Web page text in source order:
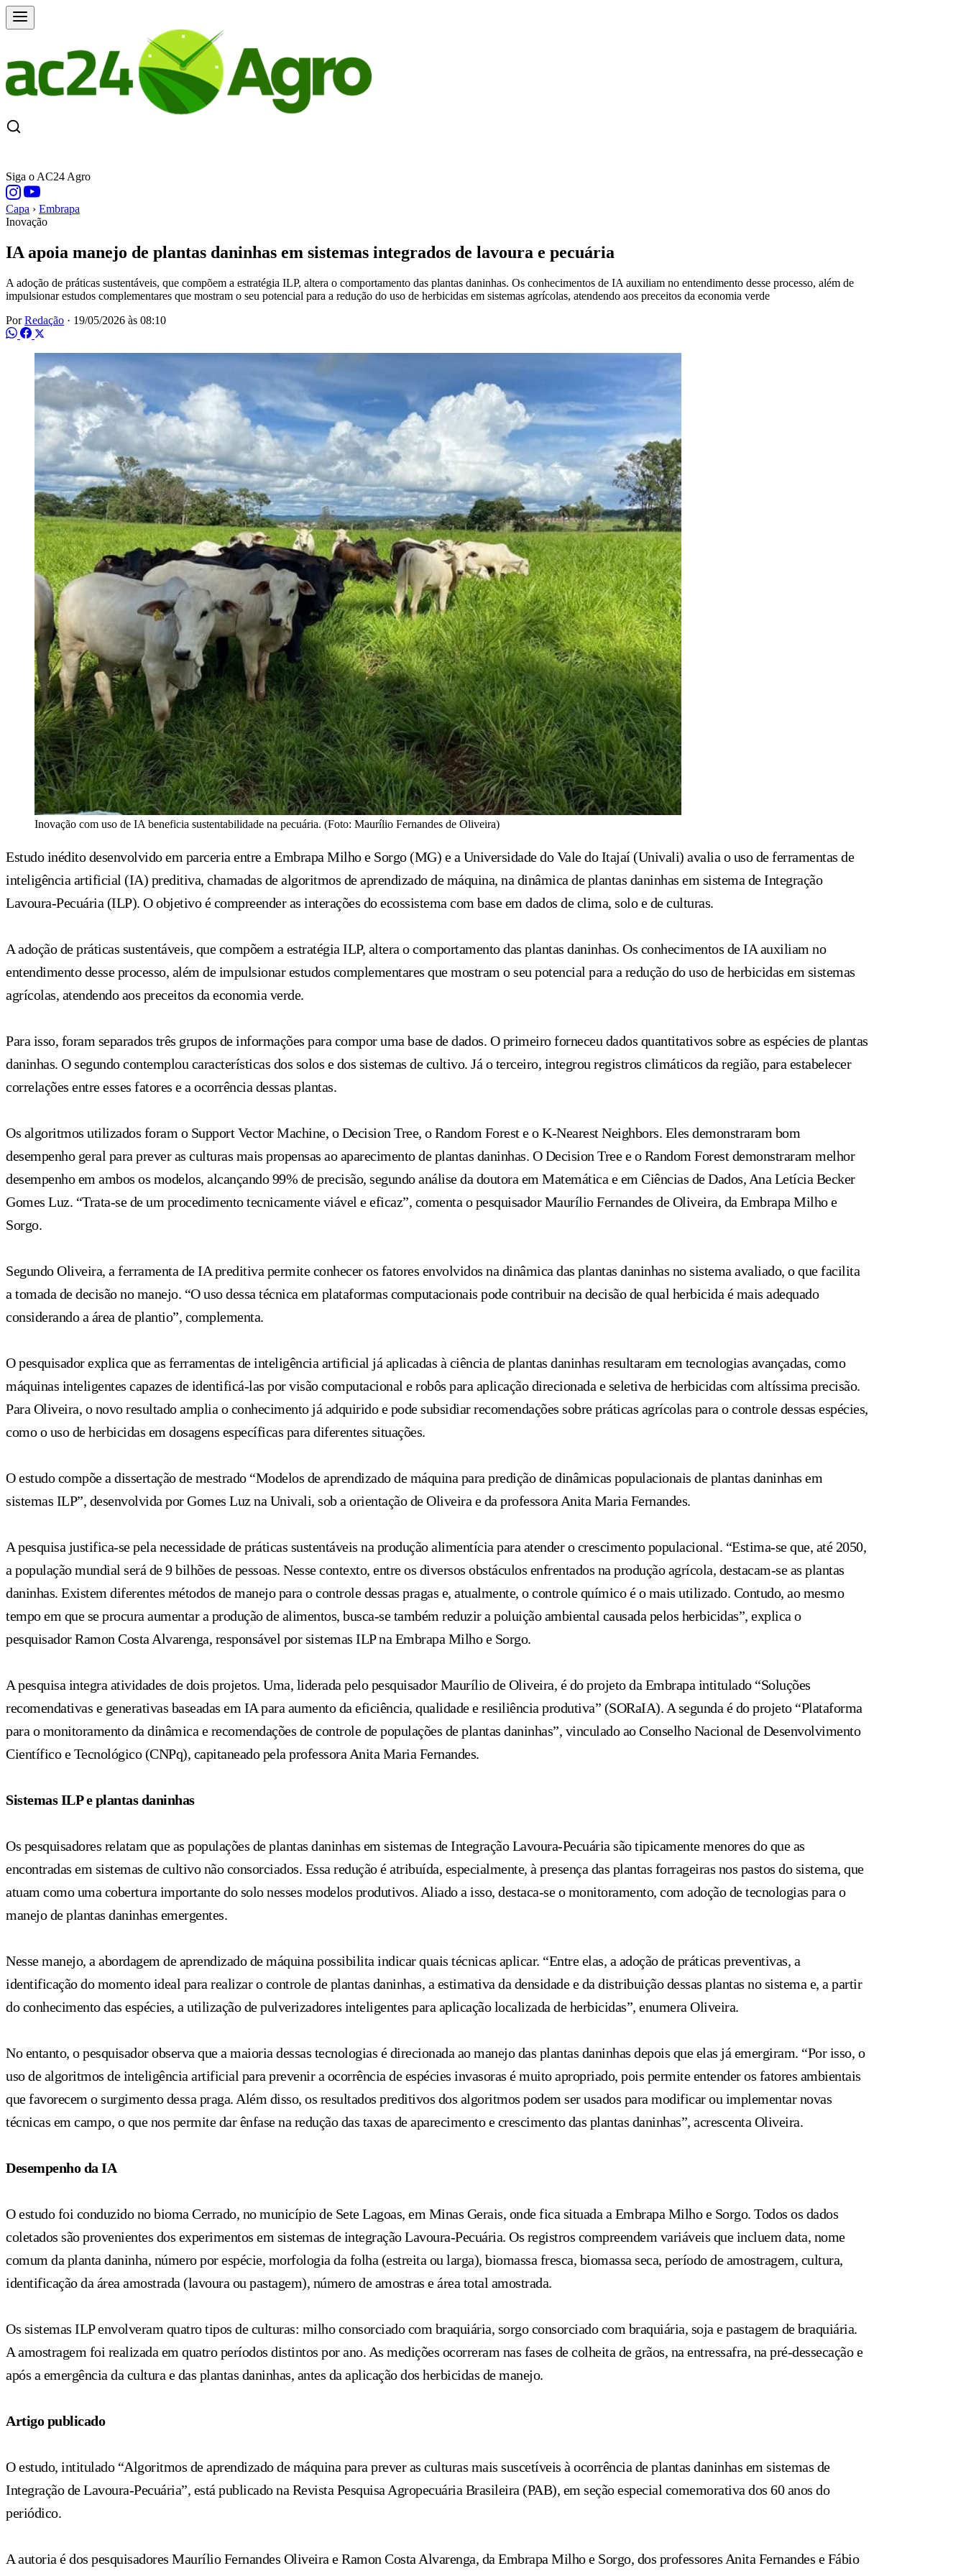
Siga o AC24 Agro
Capa › Embrapa
Inovação
IA apoia manejo de plantas daninhas em sistemas integrados de lavoura e pecuária
A adoção de práticas sustentáveis, que compõem a estratégia ILP, altera o comportamento das plantas daninhas. Os conhecimentos de IA auxiliam no entendimento desse processo, além de
impulsionar estudos complementares que mostram o seu potencial para a redução do uso de herbicidas em sistemas agrícolas, atendendo aos preceitos da economia verde
PorRedação · 19/05/2026 às 08:10
Inovação com uso de IA beneficia sustentabilidade na pecuária. (Foto: Maurílio Fernandes de Oliveira)
Estudo inédito desenvolvido em parceria entre a Embrapa Milho e Sorgo (MG) e a Universidade do Vale do Itajaí (Univali) avalia o uso de ferramentas de
inteligência artificial (IA) preditiva, chamadas de algoritmos de aprendizado de máquina, na dinâmica de plantas daninhas em sistema de Integração
Lavoura-Pecuária (ILP). O objetivo é compreender as interações do ecossistema com base em dados de clima, solo e de culturas.
A adoção de práticas sustentáveis, que compõem a estratégia ILP, altera o comportamento das plantas daninhas. Os conhecimentos de IA auxiliam no
entendimento desse processo, além de impulsionar estudos complementares que mostram o seu potencial para a redução do uso de herbicidas em sistemas
agrícolas, atendendo aos preceitos da economia verde.
Para isso, foram separados três grupos de informações para compor uma base de dados. O primeiro forneceu dados quantitativos sobre as espécies de plantas
daninhas. O segundo contemplou características dos solos e dos sistemas de cultivo. Já o terceiro, integrou registros climáticos da região, para estabelecer
correlações entre esses fatores e a ocorrência dessas plantas.
Os algoritmos utilizados foram o Support Vector Machine, o Decision Tree, o Random Forest e o K-Nearest Neighbors. Eles demonstraram bom
desempenho geral para prever as culturas mais propensas ao aparecimento de plantas daninhas. O Decision Tree e o Random Forest demonstraram melhor
desempenho em ambos os modelos, alcançando 99% de precisão, segundo análise da doutora em Matemática e em Ciências de Dados, Ana Letícia Becker
Gomes Luz. “Trata-se de um procedimento tecnicamente viável e eficaz”, comenta o pesquisador Maurílio Fernandes de Oliveira, da Embrapa Milho e
Sorgo.
Segundo Oliveira, a ferramenta de IA preditiva permite conhecer os fatores envolvidos na dinâmica das plantas daninhas no sistema avaliado, o que facilita
a tomada de decisão no manejo. “O uso dessa técnica em plataformas computacionais pode contribuir na decisão de qual herbicida é mais adequado
considerando a área de plantio”, complementa.
O pesquisador explica que as ferramentas de inteligência artificial já aplicadas à ciência de plantas daninhas resultaram em tecnologias avançadas, como
máquinas inteligentes capazes de identificá-las por visão computacional e robôs para aplicação direcionada e seletiva de herbicidas com altíssima precisão.
Para Oliveira, o novo resultado amplia o conhecimento já adquirido e pode subsidiar recomendações sobre práticas agrícolas para o controle dessas espécies,
como o uso de herbicidas em dosagens específicas para diferentes situações.
O estudo compõe a dissertação de mestrado “Modelos de aprendizado de máquina para predição de dinâmicas populacionais de plantas daninhas em
sistemas ILP”, desenvolvida por Gomes Luz na Univali, sob a orientação de Oliveira e da professora Anita Maria Fernandes.
A pesquisa justifica-se pela necessidade de práticas sustentáveis na produção alimentícia para atender o crescimento populacional. “Estima-se que, até 2050,
a população mundial será de 9 bilhões de pessoas. Nesse contexto, entre os diversos obstáculos enfrentados na produção agrícola, destacam-se as plantas
daninhas. Existem diferentes métodos de manejo para o controle dessas pragas e, atualmente, o controle químico é o mais utilizado. Contudo, ao mesmo
tempo em que se procura aumentar a produção de alimentos, busca-se também reduzir a poluição ambiental causada pelos herbicidas”, explica o
pesquisador Ramon Costa Alvarenga, responsável por sistemas ILP na Embrapa Milho e Sorgo.
A pesquisa integra atividades de dois projetos. Uma, liderada pelo pesquisador Maurílio de Oliveira, é do projeto da Embrapa intitulado “Soluções
recomendativas e generativas baseadas em IA para aumento da eficiência, qualidade e resiliência produtiva” (SORaIA). A segunda é do projeto “Plataforma
para o monitoramento da dinâmica e recomendações de controle de populações de plantas daninhas”, vinculado ao Conselho Nacional de Desenvolvimento
Científico e Tecnológico (CNPq), capitaneado pela professora Anita Maria Fernandes.
Sistemas ILP e plantas daninhas
Os pesquisadores relatam que as populações de plantas daninhas em sistemas de Integração Lavoura-Pecuária são tipicamente menores do que as
encontradas em sistemas de cultivo não consorciados. Essa redução é atribuída, especialmente, à presença das plantas forrageiras nos pastos do sistema, que
atuam como uma cobertura importante do solo nesses modelos produtivos. Aliado a isso, destaca-se o monitoramento, com adoção de tecnologias para o
manejo de plantas daninhas emergentes.
Nesse manejo, a abordagem de aprendizado de máquina possibilita indicar quais técnicas aplicar. “Entre elas, a adoção de práticas preventivas, a
identificação do momento ideal para realizar o controle de plantas daninhas, a estimativa da densidade e da distribuição dessas plantas no sistema e, a partir
do conhecimento das espécies, a utilização de pulverizadores inteligentes para aplicação localizada de herbicidas”, enumera Oliveira.
No entanto, o pesquisador observa que a maioria dessas tecnologias é direcionada ao manejo das plantas daninhas depois que elas já emergiram. “Por isso, o
uso de algoritmos de inteligência artificial para prevenir a ocorrência de espécies invasoras é muito apropriado, pois permite entender os fatores ambientais
que favorecem o surgimento dessa praga. Além disso, os resultados preditivos dos algoritmos podem ser usados para modificar ou implementar novas
técnicas em campo, o que nos permite dar ênfase na redução das taxas de aparecimento e crescimento das plantas daninhas”, acrescenta Oliveira.
Desempenho da IA
O estudo foi conduzido no bioma Cerrado, no município de Sete Lagoas, em Minas Gerais, onde fica situada a Embrapa Milho e Sorgo. Todos os dados
coletados são provenientes dos experimentos em sistemas de integração Lavoura-Pecuária. Os registros compreendem variáveis que incluem data, nome
comum da planta daninha, número por espécie, morfologia da folha (estreita ou larga), biomassa fresca, biomassa seca, período de amostragem, cultura,
identificação da área amostrada (lavoura ou pastagem), número de amostras e área total amostrada.
Os sistemas ILP envolveram quatro tipos de culturas: milho consorciado com braquiária, sorgo consorciado com braquiária, soja e pastagem de braquiária.
A amostragem foi realizada em quatro períodos distintos por ano. As medições ocorreram nas fases de colheita de grãos, na entressafra, na pré-dessecação e
após a emergência da cultura e das plantas daninhas, antes da aplicação dos herbicidas de manejo.
Artigo publicado
O estudo, intitulado “Algoritmos de aprendizado de máquina para prever as culturas mais suscetíveis à ocorrência de plantas daninhas em sistemas de
Integração de Lavoura-Pecuária”, está publicado na Revista Pesquisa Agropecuária Brasileira (PAB), em seção especial comemorativa dos 60 anos do
periódico.
A autoria é dos pesquisadores Maurílio Fernandes Oliveira e Ramon Costa Alvarenga, da Embrapa Milho e Sorgo, dos professores Anita Fernandes e Fábio